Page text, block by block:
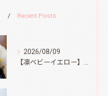
Recent Posts
2026/08/09